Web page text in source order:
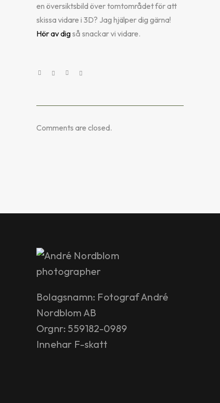
en översiktsbild över tomtområdet för att
skissa vidare i 3D? Jag hjälper dig gärna!
Hör av digså snackar vi vidare.
Comments are closed.
Bolagsnamn: Fotograf André
Nordblom AB
Orgnr: 559182-0989
Innehar F-skatt